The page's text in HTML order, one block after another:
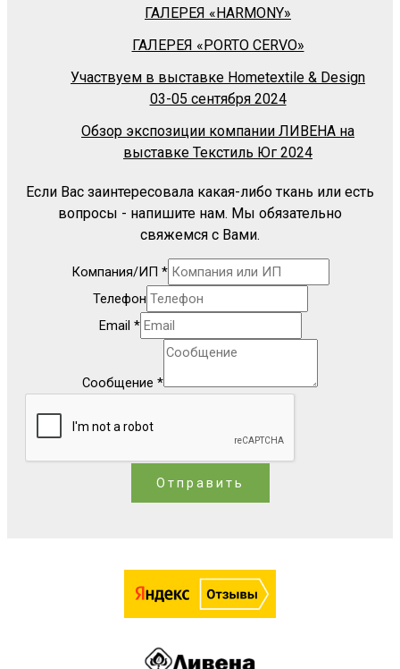
ГАЛЕРЕЯ «HARMONY»
ГАЛЕРЕЯ «PORTO CERVO»
Участвуем в выставке Hometextile & Design
03-05 сентября 2024
Обзор экспозиции компании ЛИВЕНА на
выставке Текстиль Юг 2024
Если Вас заинтересовала какая-либо ткань или есть
вопросы - напишите нам. Мы обязательно
свяжемся с Вами.
Компания/ИП *
Телефон
Email *
Сообщение *
Отправить